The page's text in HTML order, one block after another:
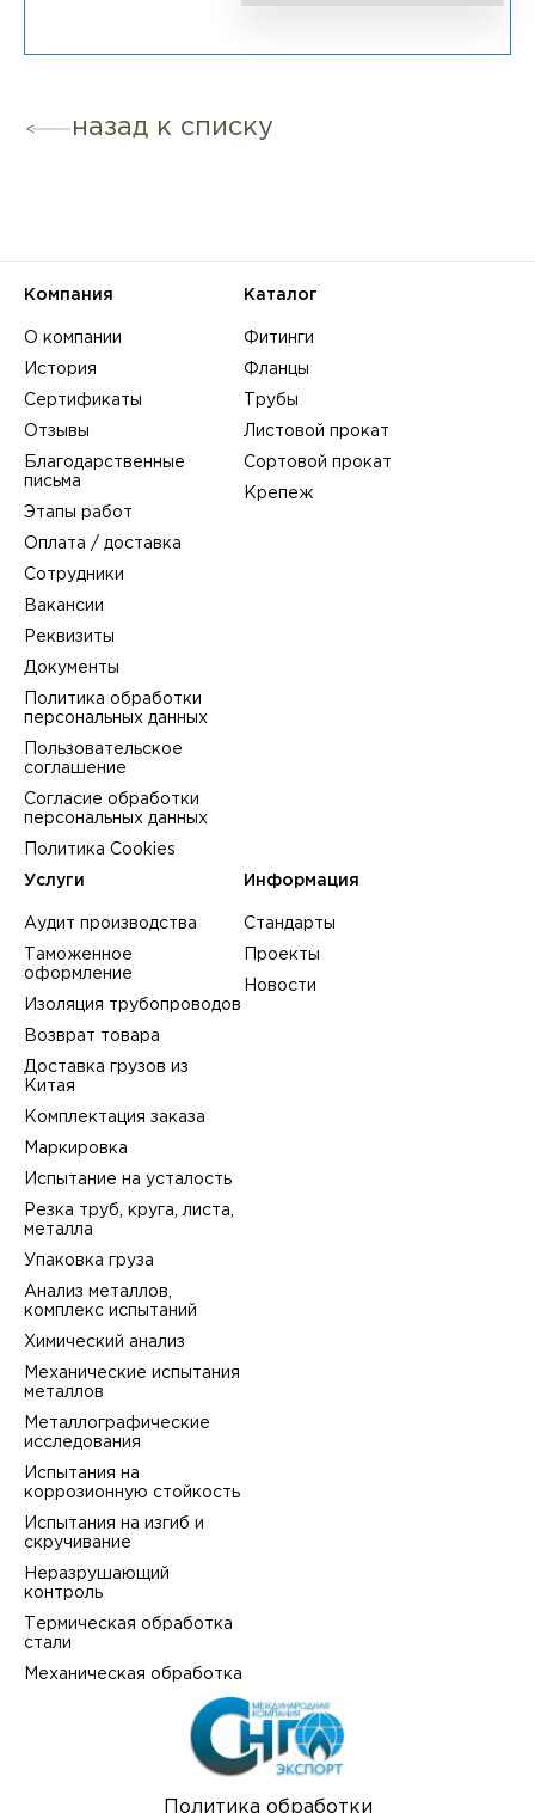
назад к списку
Политика обработки
Компания
О компании
История
Сертификаты
Отзывы
Благодарственные
письма
Этапы работ
Оплата / доставка
Сотрудники
Вакансии
Реквизиты
Документы
Политика обработки
персональных данных
Пользовательское
соглашение
Согласие обработки
персональных данных
Политика Cookies
Каталог
Фитинги
Фланцы
Трубы
Листовой прокат
Сортовой прокат
Крепеж
Услуги
Аудит производства
Таможенное
оформление
Изоляция трубопроводов
Возврат товара
Доставка грузов из
Китая
Комплектация заказа
Маркировка
Испытание на усталость
Резка труб, круга, листа,
металла
Упаковка груза
Анализ металлов,
комплекс испытаний
Химический анализ
Механические испытания
металлов
Металлографические
исследования
Испытания на
коррозионную стойкость
Испытания на изгиб и
скручивание
Неразрушающий
контроль
Термическая обработка
стали
Механическая обработка
Информация
Стандарты
Проекты
Новости